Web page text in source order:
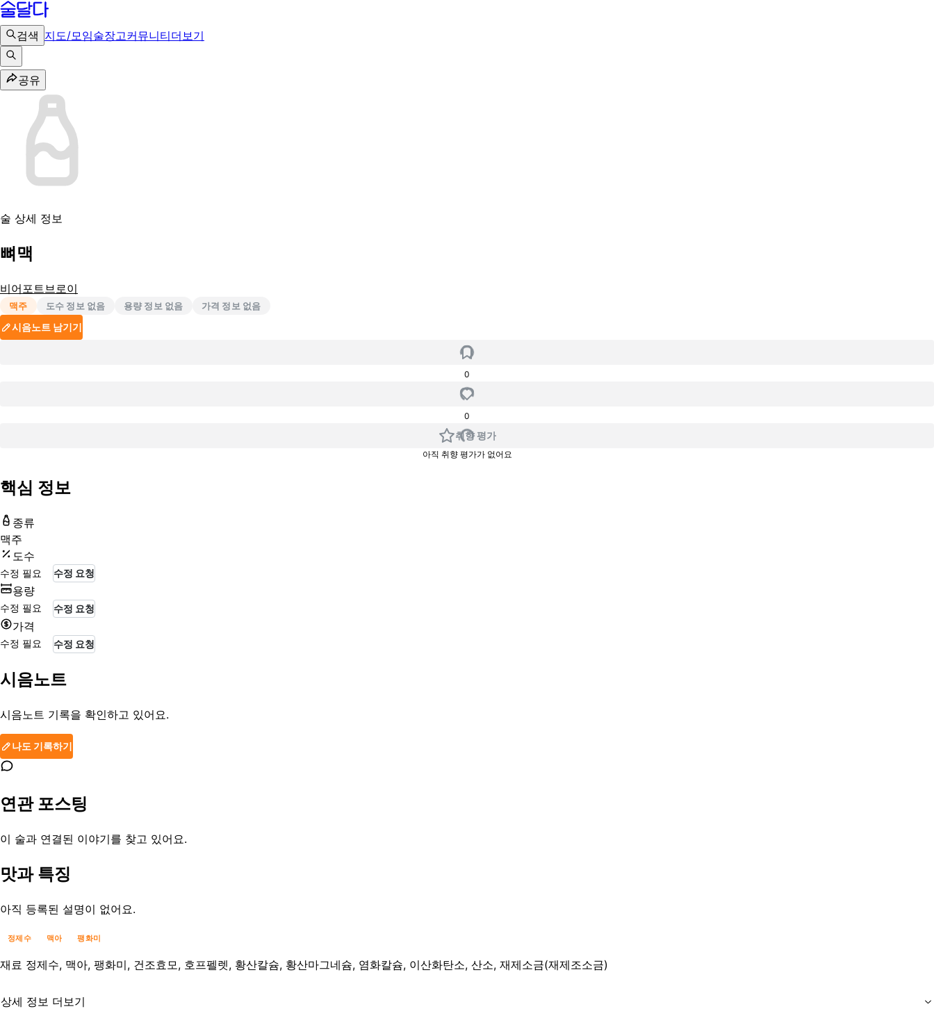
검색 지도/모임술장고커뮤니티더보기
공유
술 상세 정보
뼈맥
비어포트브로이
맥주 도수 정보 없음 용량 정보 없음 가격 정보 없음
시음노트 남기기
0
0
취향 평가
아직 취향 평가가 없어요
핵심 정보
종류
맥주
도수
수정 필요 수정 요청
용량
수정 필요 수정 요청
가격
수정 필요 수정 요청
시음노트
시음노트 기록을 확인하고 있어요.
나도 기록하기
연관 포스팅
이 술과 연결된 이야기를 찾고 있어요.
맛과 특징
아직 등록된 설명이 없어요.
정제수 맥아 팽화미
재료 정제수, 맥아, 팽화미, 건조효모, 호프펠렛, 황산칼슘, 황산마그네슘, 염화칼슘, 이산화탄소, 산소, 재제소금(재제조소금)
상세 정보 더보기